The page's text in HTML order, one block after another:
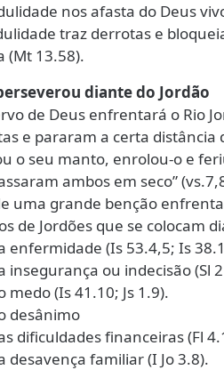
nos afasta do Deus
traz derrotas e
(Mt 13.58).
diante do Jordão
de Deus enfrentará o Rio
e pararam a certa
o seu manto, enrolou-o e
ambos em seco”
uma grande benção
de Jordões que se colocam
enfermidade (Is 53.4,5; Is
insegurança ou indecisão (Sl
medo (Is 41.10; Js 1.9).
desânimo
dificuldades financeiras (Fl
desavença familiar (I Jo 3.8).